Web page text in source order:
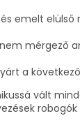
emelt
mérgező
a
vált